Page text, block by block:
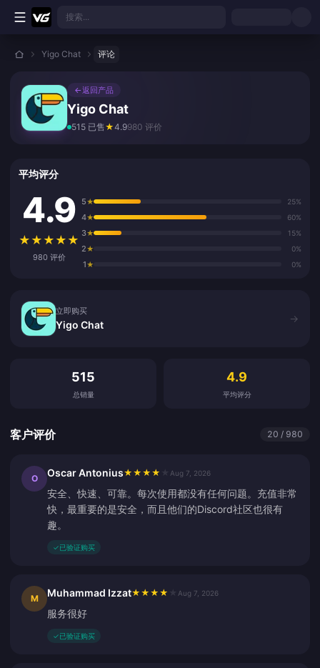
跳转至主要内容
搜索...
Yigo Chat 评论
←返回产品
Yigo Chat
515 已售★4.9980 评价
平均评分
4.9
★ ★ ★ ★ ★
980 评价
5★ 25%
4★ 60%
3★ 15%
2★ 0%
1★ 0%
立即购买
Yigo Chat
→
515
总销量
4.9
平均评分
客户评价 20 / 980
O Oscar Antonius★ ★ ★ ★ Aug 7, 2026
安全、快速、可靠。每次使用都没有任何问题。充值非常
快，最重要的是安全，而且他们的Discord社区也很有
趣。
✓已验证购买
M Muhammad Izzat★ ★ ★ ★ Aug 7, 2026
服务很好
✓已验证购买